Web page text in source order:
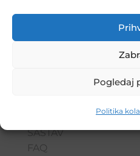
Pogledaj
Politika
SAZNAJ VIŠE
SASTAV
FAQ